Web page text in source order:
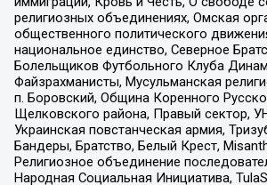
религиозных объединениях, Омская
общественного политического
национальное единство, Северное
Болельщиков Футбольного Клуба
Файзрахманисты, Мусульманская
п. Боровский, Община Коренного
Щелковского района, Правый сектор,
Украинская повстанческая армия,
Бандеры, Братство, Белый Крест,
Религиозное объединение
Народная Социальная Инициатива,